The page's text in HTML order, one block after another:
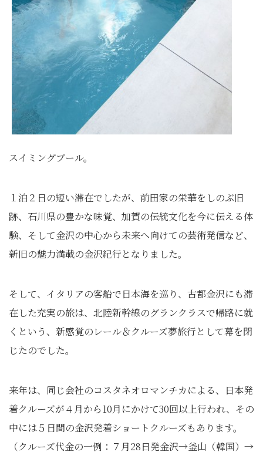
スイミングプール。
１泊２日の短い滞在でしたが、前田家の栄華をしのぶ旧
跡、石川県の豊かな味覚、加賀の伝統文化を今に伝える体
験、そして金沢の中心から未来へ向けての芸術発信など、
新旧の魅力満載の金沢紀行となりました。
そして、イタリアの客船で日本海を巡り、古都金沢にも滞
在した充実の旅は、北陸新幹線のグランクラスで帰路に就
くという、新感覚のレール＆クルーズ夢旅行として幕を閉
じたのでした。
来年は、同じ会社のコスタネオロマンチカによる、日本発
着クルーズが４月から10月にかけて30回以上行われ、その
中には５日間の金沢発着ショートクルーズもあります。
（クルーズ代金の一例：７月28日発金沢→釜山（韓国）→